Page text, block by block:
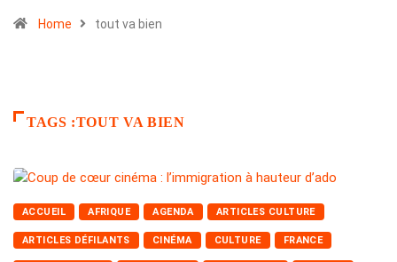
Home tout va bien
TAGS :TOUT VA BIEN
ACCUEIL AFRIQUE AGENDA ARTICLES CULTURE
ARTICLES DÉFILANTS CINÉMA CULTURE FRANCE